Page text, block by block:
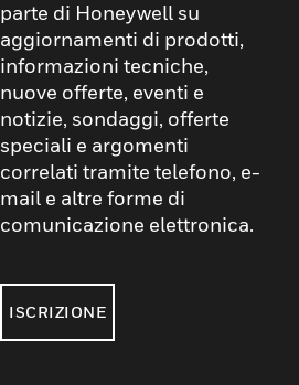
parte di Honeywell su
aggiornamenti di prodotti,
informazioni tecniche,
nuove offerte, eventi e
notizie, sondaggi, offerte
speciali e argomenti
correlati tramite telefono, e-
mail e altre forme di
comunicazione elettronica.
ISCRIZIONE